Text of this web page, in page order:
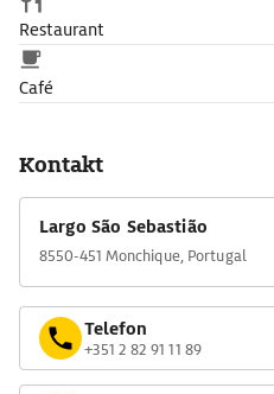
Restaurant
Café
Kontakt
Largo São Sebastião
8550-451 Monchique, Portugal
Telefon
+351 2 82 91 11 89